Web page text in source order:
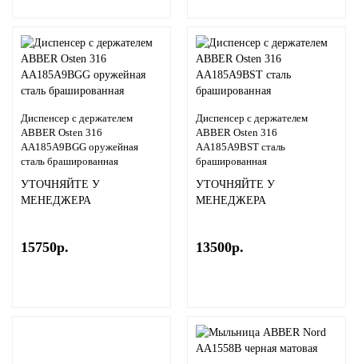
Диспенсер с держателем
ABBER Osten 316
AA185A9BGG оружейная
сталь брашированная
УТОЧНЯЙТЕ У
МЕНЕДЖЕРА
15750р.
Диспенсер с держателем
ABBER Osten 316
AA185A9BST сталь
брашированная
УТОЧНЯЙТЕ У
МЕНЕДЖЕРА
13500р.